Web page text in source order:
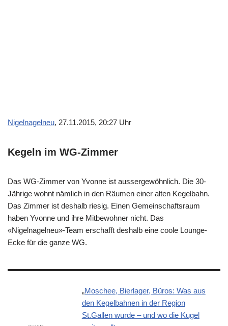
Nigelnagelneu, 27.11.2015, 20:27 Uhr
Kegeln im WG-Zimmer
Das WG-Zimmer von Yvonne ist aussergewöhnlich. Die 30-
Jährige wohnt nämlich in den Räumen einer alten Kegelbahn.
Das Zimmer ist deshalb riesig. Einen Gemeinschaftsraum
haben Yvonne und ihre Mitbewohner nicht. Das
«Nigelnagelneu»-Team erschafft deshalb eine coole Lounge-
Ecke für die ganze WG.
„Moschee, Bierlager, Büros: Was aus
den Kegelbahnen in der Region
St.Gallen wurde – und wo die Kugel